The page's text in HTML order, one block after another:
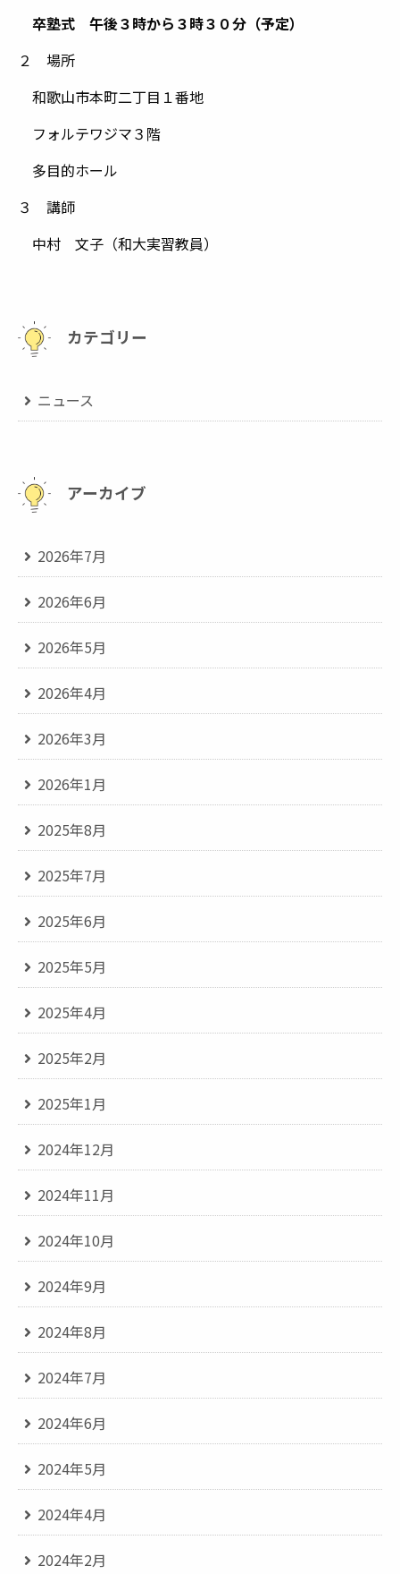
卒塾式 午後３時から３時３０分（予定）
２ 場所
和歌山市本町二丁目１番地
フォルテワジマ３階
多目的ホール
３ 講師
中村 文子（和大実習教員）
カテゴリー
ニュース
アーカイブ
2026年7月
2026年6月
2026年5月
2026年4月
2026年3月
2026年1月
2025年8月
2025年7月
2025年6月
2025年5月
2025年4月
2025年2月
2025年1月
2024年12月
2024年11月
2024年10月
2024年9月
2024年8月
2024年7月
2024年6月
2024年5月
2024年4月
2024年2月